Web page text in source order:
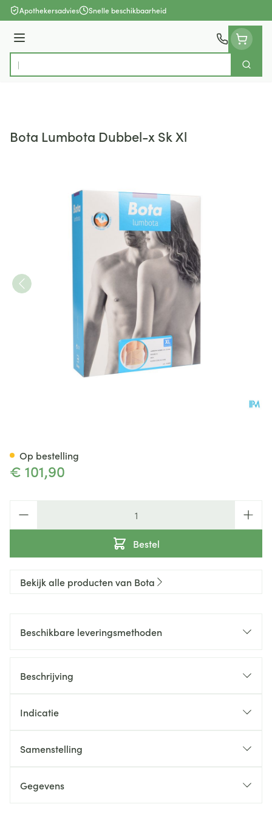
Ga naar de inhoud
Apothekersadvies Snelle beschikbaarheid
Menu
Product, merk, categorie...
Zoek
Bota Lumbota Dubbel-x Sk Xl
€ 101,90
Bestel
Op bestelling
Bekijk alle producten van Bota
Beschikbare leveringsmethoden
Beschrijving
Indicatie
Samenstelling
Gegevens